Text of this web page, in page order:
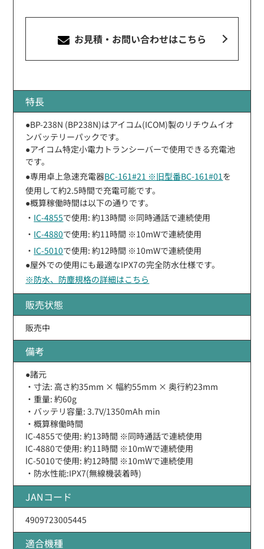
お見積・お問い合わせはこちら
特長
●BP-238N (BP238N)はアイコム(ICOM)製のリチウムイオ
ンバッテリーパックです。
●アイコム特定小電力トランシーバーで使用できる充電池
です。
●専用卓上急速充電器BC-161#21 ※旧型番BC-161#01 を
使用して約2.5時間で充電可能です。
●概算稼働時間は以下の通りです。
・ IC-4855で使用: 約13時間 ※同時通話で連続使用
・ IC-4880で使用: 約11時間 ※10mWで連続使用
・ IC-5010で使用: 約12時間 ※10mWで連続使用
●屋外での使用にも最適なIPX7の完全防水仕様です。
※防水、防塵規格の詳細はこちら
販売状態
販売中
備考
●諸元
・寸法: 高さ約35mm × 幅約55mm × 奥行約23mm
・重量: 約60g
・バッテリ容量: 3.7V/1350mAh min
・概算稼働時間
IC-4855で使用: 約13時間 ※同時通話で連続使用
IC-4880で使用: 約11時間 ※10mWで連続使用
IC-5010で使用: 約12時間 ※10mWで連続使用
・防水性能:IPX7(無線機装着時)
JANコード
4909723005445
適合機種